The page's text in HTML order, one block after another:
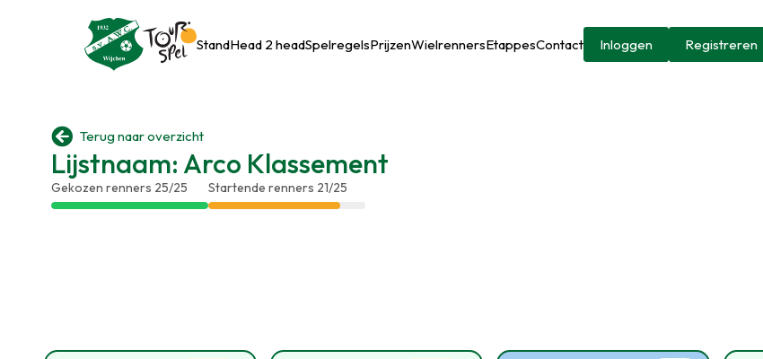
StandHead 2 headSpelregelsPrijzenWielrennersEtappesContact Inloggen Registreren
 Terug naar overzicht
Lijstnaam: Arco Klassement
Gekozen renners 25/25 Startende renners 21/25